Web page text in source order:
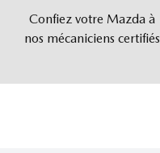
Confiez votre Mazda à
nos mécaniciens certifiés